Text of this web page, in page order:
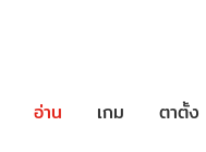
อ่าน เกม ตาตั้ง